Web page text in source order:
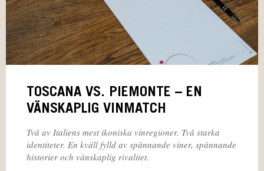
TOSCANA VS. PIEMONTE – EN
VÄNSKAPLIG VINMATCH
Två av Italiens mest ikoniska vinregioner. Två starka
identiteter. En kväll fylld av spännande viner, spännande
historier och vänskaplig rivalitet.